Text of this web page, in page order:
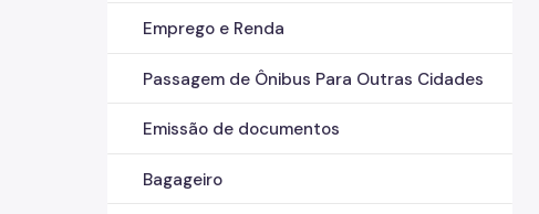
Emprego e Renda
Passagem de Ônibus Para Outras Cidades
Emissão de documentos
Bagageiro